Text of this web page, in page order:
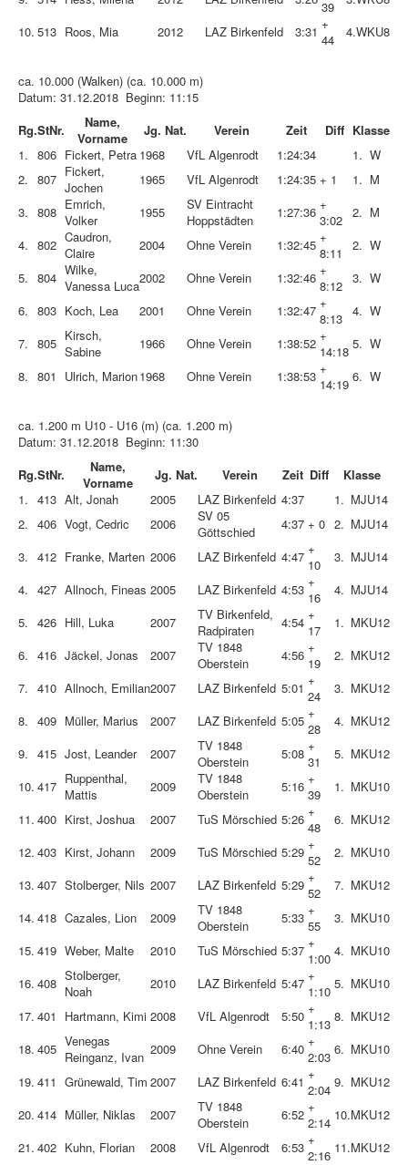
39
10. 513 Roos, Mia 2012 LAZ Birkenfeld 3:31 +
44
4.WKU8
ca. 10.000 (Walken) (ca. 10.000 m)
Datum: 31.12.2018 Beginn: 11:15
Rg.StNr.
Name,
Vorname
Jg. Nat. Verein Zeit Diff Klasse
1. 806 Fickert, Petra 1968 VfL Algenrodt 1:24:34 1. W
2. 807 Fickert,
Jochen
1965 VfL Algenrodt 1:24:35 + 1 1. M
3. 808 Emrich,
Volker
1955
SV Eintracht
Hoppstädten
1:27:36 +
3:02 2. M
4. 802 Caudron,
Claire
2004 Ohne Verein 1:32:45 +
8:11
2. W
5. 804 Wilke,
Vanessa Luca2002 Ohne Verein 1:32:46 +
8:12 3. W
6. 803 Koch, Lea 2001 Ohne Verein 1:32:47 +
8:13 4. W
7. 805 Kirsch,
Sabine
1966 Ohne Verein 1:38:52 +
14:18 5. W
8. 801 Ulrich, Marion1968 Ohne Verein 1:38:53 +
14:19 6. W
ca. 1.200 m U10 - U16 (m) (ca. 1.200 m)
Datum: 31.12.2018 Beginn: 11:30
Rg.StNr.
Name,
Vorname
Jg. Nat. Verein Zeit Diff
Klasse
1. 413 Alt, Jonah 2005 LAZ Birkenfeld 4:37 1. MJU14
2. 406 Vogt, Cedric 2006
SV 05
Göttschied
4:37 + 0 2. MJU14
3. 412 Franke, Marten 2006 LAZ Birkenfeld 4:47 +
10
3. MJU14
4. 427 Allnoch, Fineas 2005 LAZ Birkenfeld 4:53 +
16
4. MJU14
5. 426 Hill, Luka 2007
TV Birkenfeld,
Radpiraten
4:54 +
17
1. MKU12
6. 416 Jäckel, Jonas 2007
TV 1848
Oberstein
4:56 +
19
2. MKU12
7. 410 Allnoch, Emilian2007 LAZ Birkenfeld 5:01 +
24
3. MKU12
8. 409 Müller, Marius 2007 LAZ Birkenfeld 5:05 +
28
4. MKU12
9. 415 Jost, Leander 2007
TV 1848
Oberstein
5:08 +
31
5. MKU12
10. 417 Ruppenthal,
Mattis
2009
TV 1848
Oberstein
5:16 +
39
1. MKU10
11. 400 Kirst, Joshua 2007 TuS Mörschied 5:26 +
48
6. MKU12
12. 403 Kirst, Johann 2009 TuS Mörschied 5:29 +
52
2. MKU10
13. 407 Stolberger, Nils 2007 LAZ Birkenfeld 5:29 +
52
7. MKU12
14. 418 Cazales, Lion 2009
TV 1848
Oberstein
5:33 +
55
3. MKU10
15. 419 Weber, Malte 2010 TuS Mörschied 5:37 +
1:00 4. MKU10
16. 408 Stolberger,
Noah
2010 LAZ Birkenfeld 5:47 +
1:10 5. MKU10
17. 401 Hartmann, Kimi 2008 VfL Algenrodt 5:50 +
1:13 8. MKU12
18. 405 Venegas
Reinganz, Ivan 2009 Ohne Verein 6:40 +
2:03 6. MKU10
19. 411 Grünewald, Tim 2007 LAZ Birkenfeld 6:41 +
2:04 9. MKU12
20. 414 Müller, Niklas 2007
TV 1848
Oberstein
6:52 +
2:14 10.MKU12
21. 402 Kuhn, Florian 2008 VfL Algenrodt 6:53 +
2:16 11.MKU12